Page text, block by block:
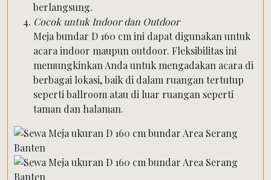
berlangsung.
Cocok untuk Indoor dan Outdoor
Meja bundar D 160 cm ini dapat digunakan untuk
acara indoor maupun outdoor. Fleksibilitas ini
memungkinkan Anda untuk mengadakan acara di
berbagai lokasi, baik di dalam ruangan tertutup
seperti ballroom atau di luar ruangan seperti
taman dan halaman.